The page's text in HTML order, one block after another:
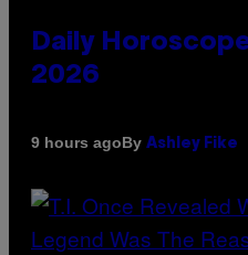
Daily
2026
9 hours agoBy Ashley Fike